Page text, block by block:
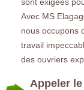
Avec MS
nous occupons
travail
des ouvriers
Appeler